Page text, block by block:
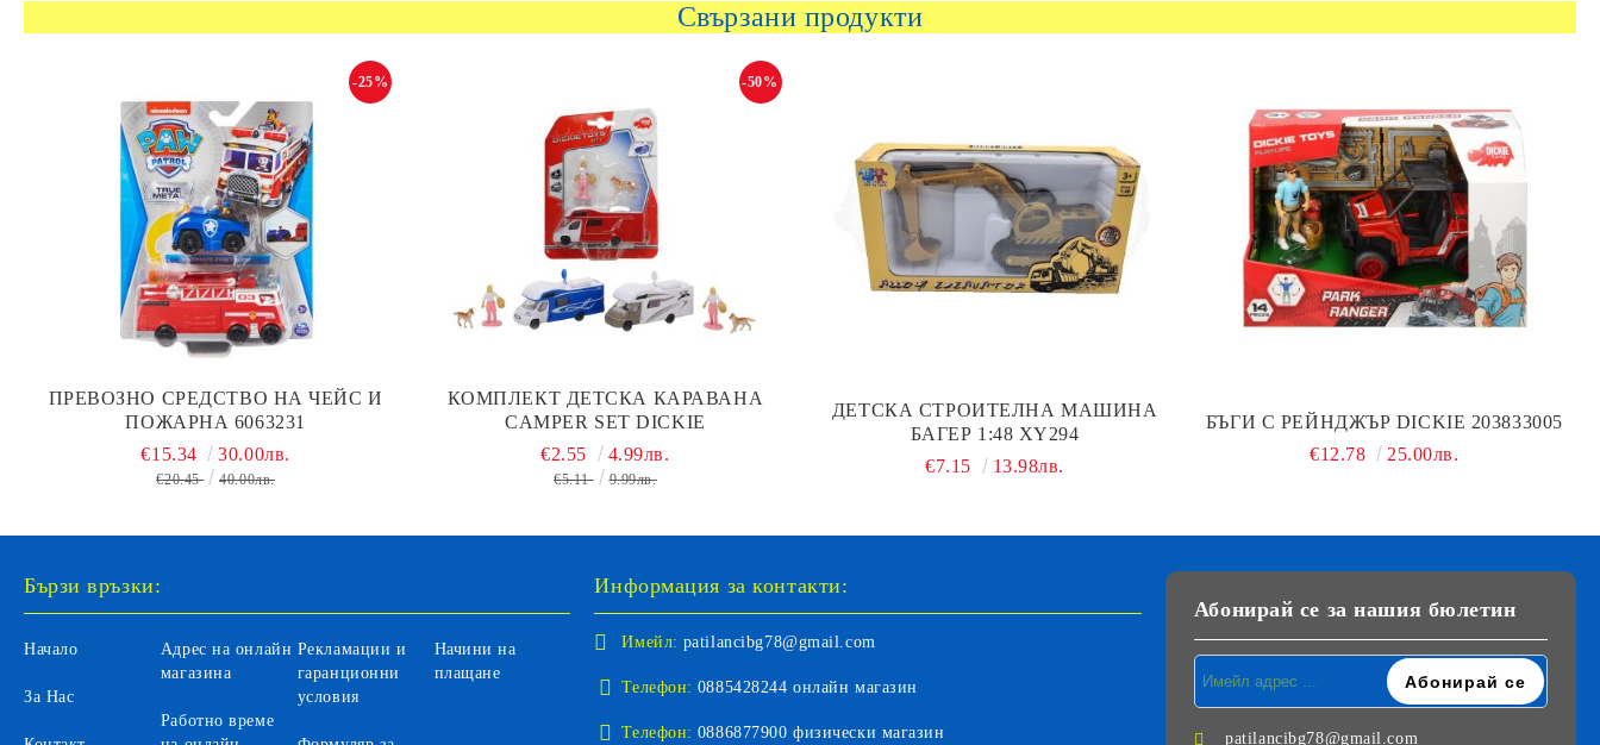
Свързани продукти
ПРЕВОЗНО СРЕДСТВО НА ЧЕЙС И
ПОЖАРНА 6063231
-25%
€15.34 30.00лв.
€20.45 40.00лв.
КОМПЛЕКТ ДЕТСКА КАРАВАНА
CAMPER SET DICKIE
-50%
€2.55 4.99лв.
€5.11 9.99лв.
ДЕТСКА СТРОИТЕЛНА МАШИНА
БАГЕР 1:48 XY294
€7.15
13.98лв.
БЪГИ С РЕЙНДЖЪР DICKIE 203833005
€12.78
25.00лв.
Бързи връзки:
Начало
За Нас
Адрес на онлайн
магазина
Работно време
Рекламации и
гаранционни
условия
Начини на
плащане
Информация за контакти:
Имейл: patilancibg78@gmail.com
Телефон: 0885428244 онлайн магазин
Телефон: 0886877900 физически магазин
Абонирай се за нашия бюлетин
patilancibg78@gmail.com